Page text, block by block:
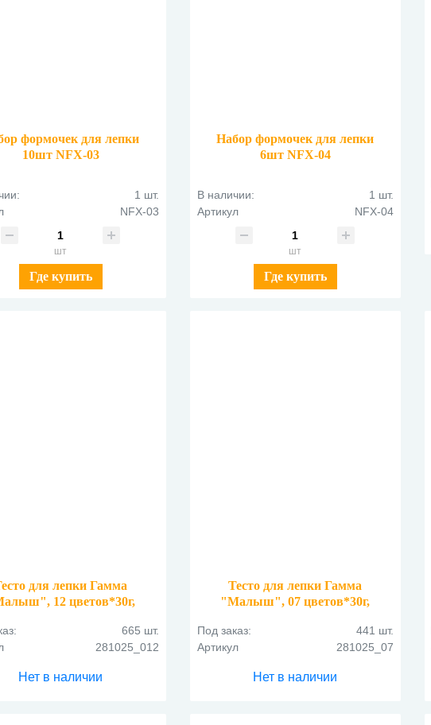
формочек для лепки
10шт NFX-03
1 шт.
NFX-03
шт
Где купить
Набор формочек для лепки
6шт NFX-04
В наличии:
1 шт.
Артикул
NFX-04
шт
Где купить
для лепки Гамма
12 цветов*30г,
665 шт.
281025_012
Нет в наличии
Тесто для лепки Гамма
"Малыш", 07 цветов*30г,
Под заказ:
441 шт.
Артикул
281025_07
Нет в наличии